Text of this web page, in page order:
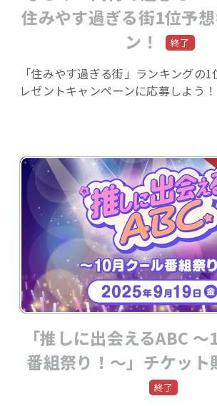
住みやす過ぎる街1位予
ン！
「住みやす過ぎる街」ランキングの
レゼントキャンペーンに応募しよう！
「推しに出会えるABC
番組祭り！～」チケット